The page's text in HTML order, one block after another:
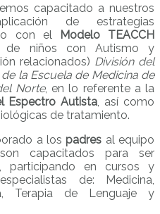
capacitado a nuestros
de estrategias
con el
Modelo TEACCH
de niños con Autismo y
relacionados) División del
la Escuela de Medicina de
Norte, en lo referente a la
Espectro Autista, así como
de tratamiento.
a lospadres al equipo
capacitados para ser
, participando en cursos y
de: Medicina,
Terapia de Lenguaje y